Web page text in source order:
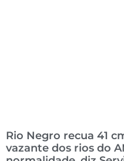
Rio Negro recua 41
vazante dos rios do